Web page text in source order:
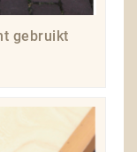
gebruikt